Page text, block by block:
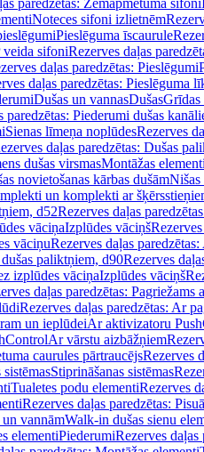
paredzētas: Zemapmetuma sifoni
Noteces sifoni izlietnēm
Pieslēguma īscaurule
veida sifoniRezerves daļas
daļas paredzētas: Pieslēgumi
daļas paredzētas: Pieslēguma
Dušas un vannasDušasGrīdas
paredzētas: Piederumi dušas
Sienas līmeņa noplūdesRezerves
daļas paredzētas: Dušas
dušas virsmasMontāžas elementi
novietošanas kārbas dušāmNišas
un komplekti ar
d52Rezerves daļas
vāciņaIzplūdes vāciņš
vāciņuRezerves daļas
paliktņiem, d90Rezerves
izplūdes vāciņaIzplūdes vāciņš
daļas paredzētas: Pagriežams
Rezerves daļas paredzētas: Ar
un ieplūdeiAr aktivizatoru
Ar vārstu aizbāžņiem
caurules pārtraucējsRezerves
sistēmasStiprināšanas sistēmas
Tualetes podu elementiRezerves
Rezerves daļas paredzētas:
un vannāmWalk-in dušas sienu
elementiPiederumiRezerves daļas